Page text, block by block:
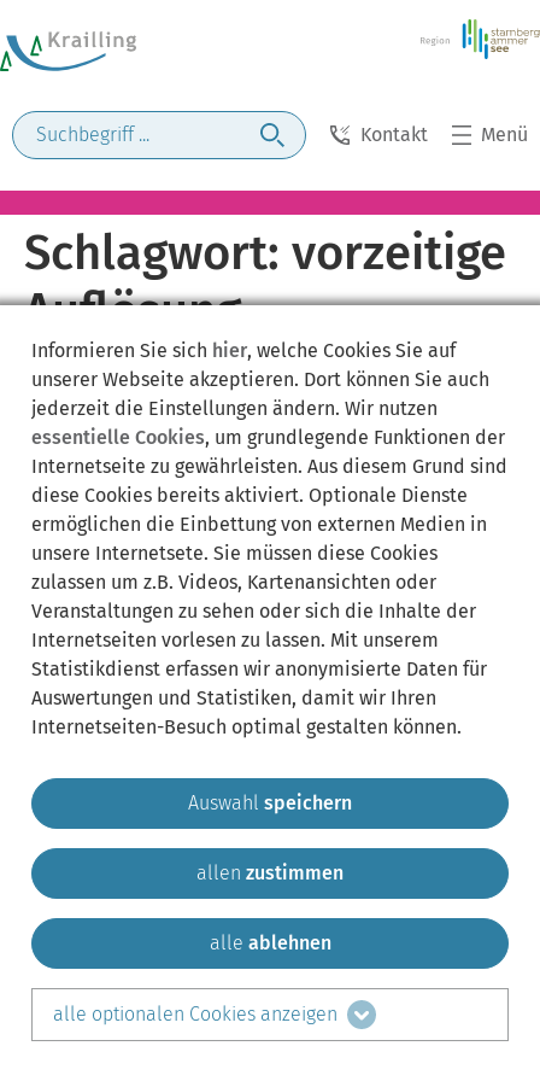
Kontakt Menü
Schlagwort: vorzeitige
Auflösung
Riestervertrag
Gemeinde Krailling Impressum
Sitemap
Kontakt
teilen auf:
LinkedIn
Informieren Sie sich hier, welche Cookies Sie auf
unserer Webseite akzeptieren. Dort können Sie auch
jederzeit die Einstellungen ändern. Wir nutzen
essentielle Cookies, um grundlegende Funktionen der
Internetseite zu gewährleisten. Aus diesem Grund sind
diese Cookies bereits aktiviert. Optionale Dienste
ermöglichen die Einbettung von externen Medien in
unsere Internetsete. Sie müssen diese Cookies
zulassen um z.B. Videos, Kartenansichten oder
Veranstaltungen zu sehen oder sich die Inhalte der
Internetseiten vorlesen zu lassen. Mit unserem
Statistikdienst erfassen wir anonymisierte Daten für
Auswertungen und Statistiken, damit wir Ihren
Internetseiten-Besuch optimal gestalten können.
Auswahl speichern
allen zustimmen
alle ablehnen
alle optionalen Cookies anzeigen